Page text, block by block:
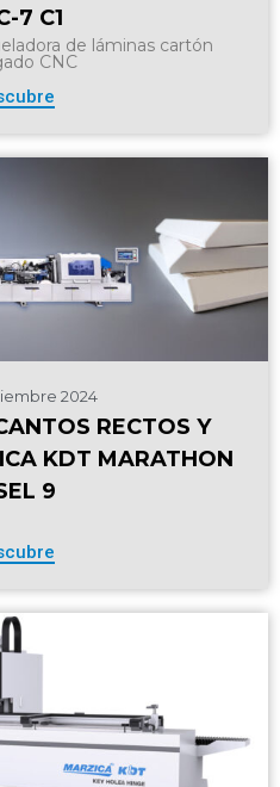
7 C1
de láminas cartón
CNC
2024
RECTOS Y
KDT MARATHON
9